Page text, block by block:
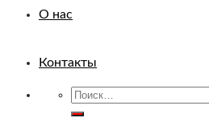
О нас
Контакты
Искать: